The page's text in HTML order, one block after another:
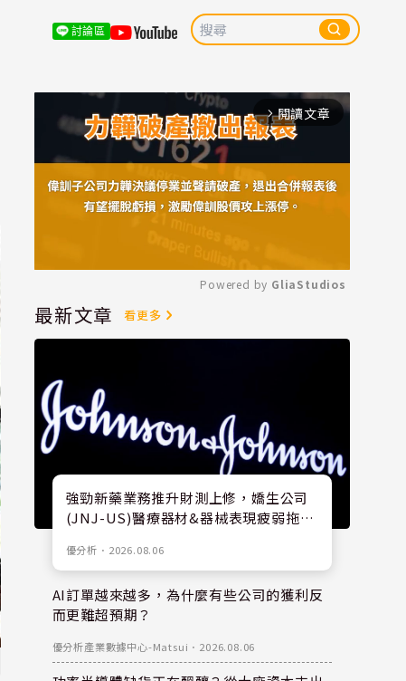
討論區
arrow_forward_ios 閱讀文章
Mute
Powered by GliaStudios
最新文章 看更多
強勁新藥業務推升財測上修，嬌生公司
(JNJ-US)醫療器材&器械表現疲弱拖累
優分析 ． 2026.08.06
AI訂單越來越多，為什麼有些公司的獲利反
而更難超預期？
優分析產業數據中心-Matsui ． 2026.08.06